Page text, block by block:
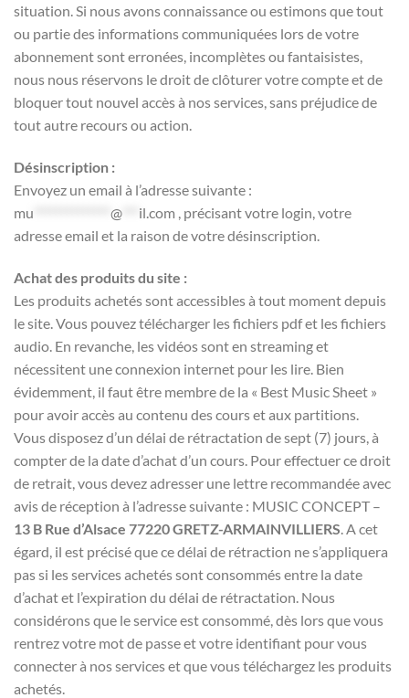
situation. Si nous avons connaissance ou estimons que tout
ou partie des informations communiquées lors de votre
abonnement sont erronées, incomplètes ou fantaisistes,
nous nous réservons le droit de clôturer votre compte et de
bloquer tout nouvel accès à nos services, sans préjudice de
tout autre recours ou action.
Désinscription :
Envoyez un email à l’adresse suivante :
mu
@ il.com , précisant votre login, votre
adresse email et la raison de votre désinscription.
Achat des produits du site :
Les produits achetés sont accessibles à tout moment depuis
le site. Vous pouvez télécharger les fichiers pdf et les fichiers
audio. En revanche, les vidéos sont en streaming et
nécessitent une connexion internet pour les lire. Bien
évidemment, il faut être membre de la « Best Music Sheet »
pour avoir accès au contenu des cours et aux partitions.
Vous disposez d’un délai de rétractation de sept (7) jours, à
compter de la date d’achat d’un cours. Pour effectuer ce droit
de retrait, vous devez adresser une lettre recommandée avec
avis de réception à l’adresse suivante : MUSIC CONCEPT –
13 B Rue d’Alsace 77220 GRETZ-ARMAINVILLIERS. A cet
égard, il est précisé que ce délai de rétraction ne s’appliquera
pas si les services achetés sont consommés entre la date
d’achat et l’expiration du délai de rétractation. Nous
considérons que le service est consommé, dès lors que vous
rentrez votre mot de passe et votre identifiant pour vous
connecter à nos services et que vous téléchargez les produits
achetés.